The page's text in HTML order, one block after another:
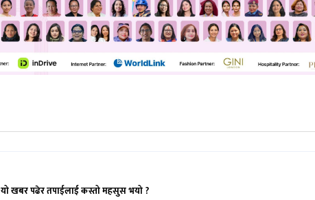
यो खबर पढेर तपाईलाई कस्तो महसुस भयो ?